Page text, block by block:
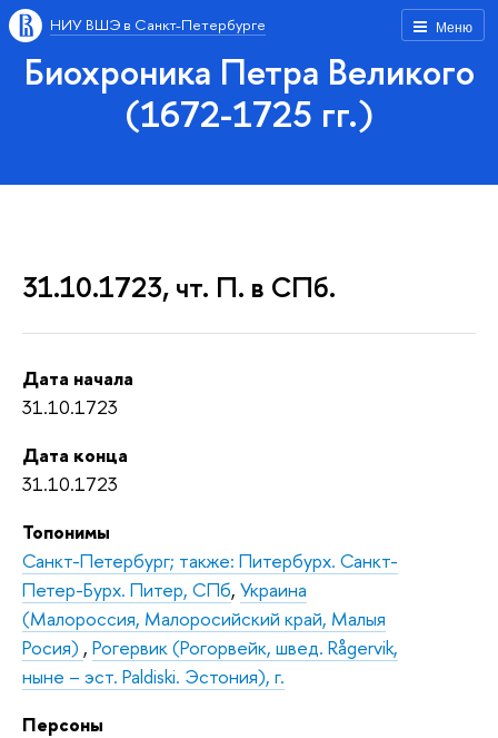
Меню
НИУ ВШЭ в Санкт-Петербурге
Биохроника Петра Великого
(1672-1725 гг.)
31.10.1723, чт. П. в СПб.
Дата начала
31.10.1723
Дата конца
31.10.1723
Топонимы
Санкт-Петербург; также: Питербурх. Санкт-
Петер-Бурх. Питер, СПб, Украина
(Малороссия, Малоросийский край, Малыя
Росия) , Рогервик (Рогорвейк, швед. Rågervik,
ныне – эст. Paldiski. Эстония), г.
Персоны